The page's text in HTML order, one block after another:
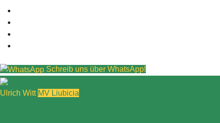
Schreib uns über WhatsApp!
Ulrich Witt MV Liubicia